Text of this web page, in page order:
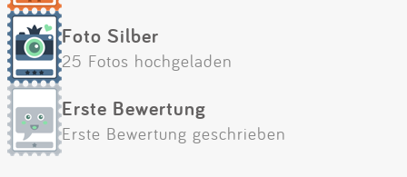
Foto Silber
25 Fotos hochgeladen
Erste Bewertung
Erste Bewertung geschrieben